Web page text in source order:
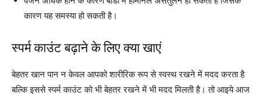
कारण यह समस्या हो सकती है।
स्पर्म काउंट बढ़ाने के लिए क्या खाएं
बेहतर खान पान न केवल आपको शारीरिक रूप से स्वस्थ रखने में मदद करता है
बल्कि इससे स्पर्म काउंट को भी बेहतर रखने में भी मदद मिलती है। तो आइये आज